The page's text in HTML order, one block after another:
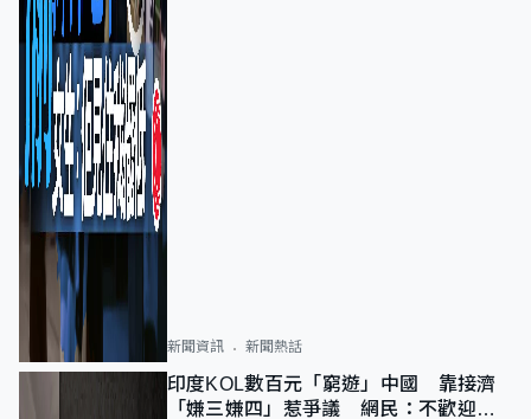
新聞資訊 新聞熱話
印度KOL數百元「窮遊」中國 靠接濟
「嫌三嫌四」惹爭議 網民：不歡迎劣